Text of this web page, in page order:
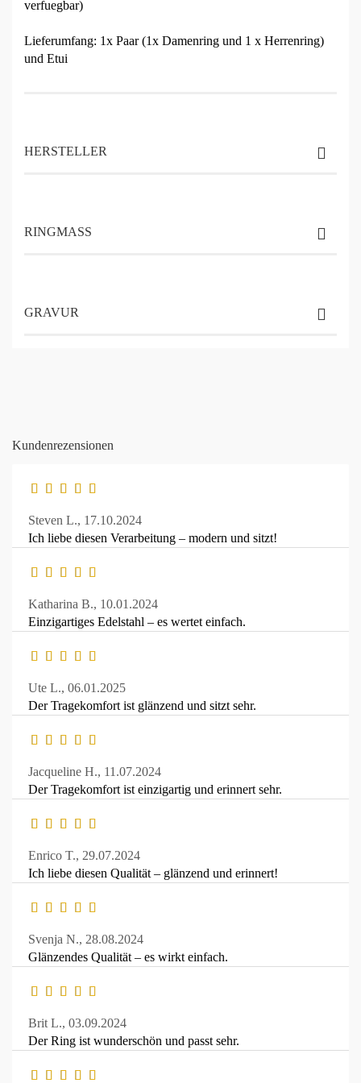
verfuegbar)
Lieferumfang: 1x Paar (1x Damenring und 1 x Herrenring)
und Etui
HERSTELLER
RINGMASS
GRAVUR
Kundenrezensionen
Steven L., 17.10.2024
Ich liebe diesen Verarbeitung – modern und sitzt!
Katharina B., 10.01.2024
Einzigartiges Edelstahl – es wertet einfach.
Ute L., 06.01.2025
Der Tragekomfort ist glänzend und sitzt sehr.
Jacqueline H., 11.07.2024
Der Tragekomfort ist einzigartig und erinnert sehr.
Enrico T., 29.07.2024
Ich liebe diesen Qualität – glänzend und erinnert!
Svenja N., 28.08.2024
Glänzendes Qualität – es wirkt einfach.
Brit L., 03.09.2024
Der Ring ist wunderschön und passt sehr.